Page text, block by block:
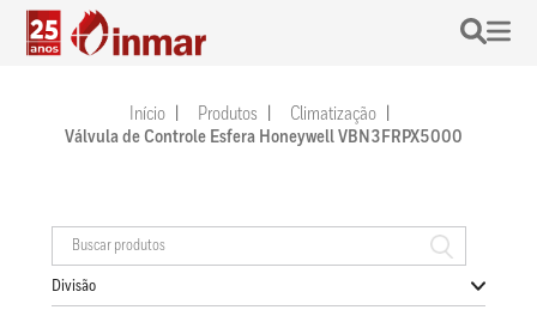
Início Produtos
Climatização
Válvula de Controle Esfera Honeywell VBN3FRPX5000
Divisão